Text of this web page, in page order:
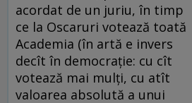
acordat de un juriu, în timp
ce la Oscaruri votează toată
Academia (în artă e invers
decît în democraţie: cu cît
votează mai mulţi, cu atît
valoarea absolută a unui